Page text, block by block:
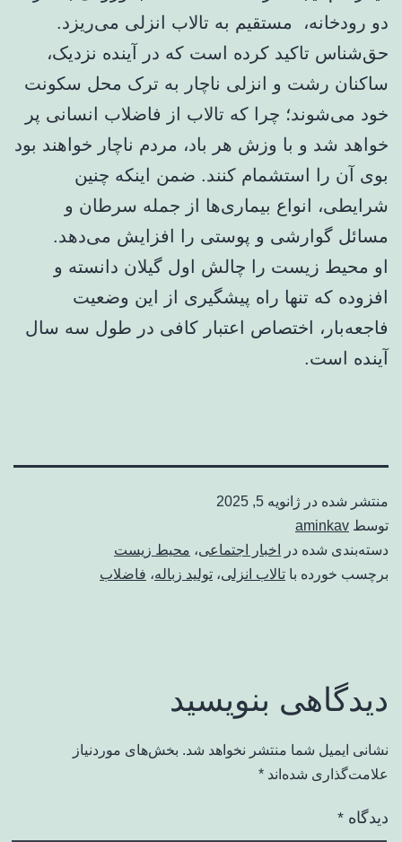
دو رودخانه، مستقیم به تالاب انزلی می‌ریزد.
حق‌شناس تاکید کرده است که در آینده نزدیک،
ساکنان رشت و انزلی ناچار به ترک محل سکونت
خود می‌شوند؛ چرا که تالاب از فاضلاب انسانی پر
خواهد شد و با وزش هر باد، مردم ناچار خواهند بود
بوی آن را استشمام کنند. ضمن اینکه چنین
شرایطی، انواع بیماری‌ها از جمله سرطان و
مسائل گوارشی و پوستی را افزایش می‌دهد.
او محیط زیست را چالش اول گیلان دانسته و
افزوده که تنها راه پیشگیری از این وضعیت
فاجعه‌بار، اختصاص اعتبار کافی در طول سه سال
آینده است.
منتشر شده در ژانویه 5, 2025
توسط aminkav
دسته‌بندی شده در
اخبار اجتماعی، محیط زیست
برچسب خورده با تالاب انزلی، تولید زباله، فاضلاب
دیدگاهی بنویسید
نشانی ایمیل شما منتشر نخواهد شد. بخش‌های موردنیاز
علامت‌گذاری شده‌اند *
دیدگاه *